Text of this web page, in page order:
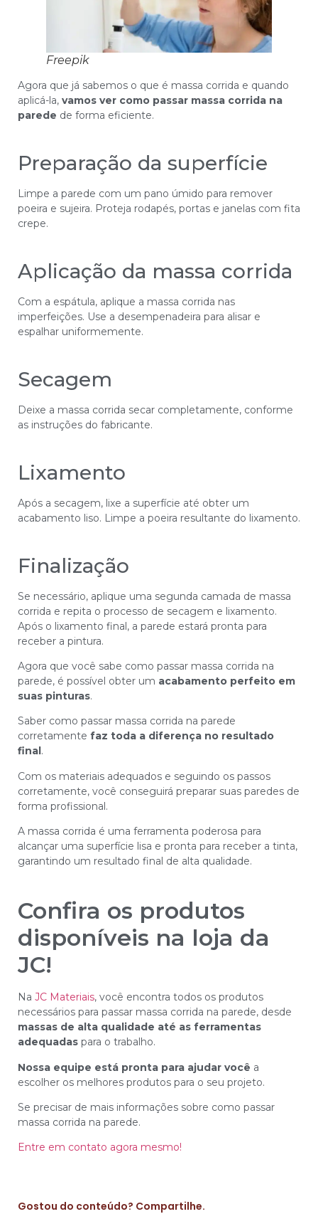
Freepik
Agora que já sabemos o que é massa corrida e quando
aplicá-la, vamos ver como passar massa corrida na
parede de forma eficiente.
Preparação da superfície
Limpe a parede com um pano úmido para remover
poeira e sujeira. Proteja rodapés, portas e janelas com fita
crepe.
Aplicação da massa corrida
Com a espátula, aplique a massa corrida nas
imperfeições. Use a desempenadeira para alisar e
espalhar uniformemente.
Secagem
Deixe a massa corrida secar completamente, conforme
as instruções do fabricante.
Lixamento
Após a secagem, lixe a superfície até obter um
acabamento liso. Limpe a poeira resultante do lixamento.
Finalização
Se necessário, aplique uma segunda camada de massa
corrida e repita o processo de secagem e lixamento.
Após o lixamento final, a parede estará pronta para
receber a pintura.
Agora que você sabe como passar massa corrida na
parede, é possível obter um acabamento perfeito em
suas pinturas.
Saber como passar massa corrida na parede
corretamente faz toda a diferença no resultado
final .
Com os materiais adequados e seguindo os passos
corretamente, você conseguirá preparar suas paredes de
forma profissional.
A massa corrida é uma ferramenta poderosa para
alcançar uma superfície lisa e pronta para receber a tinta,
garantindo um resultado final de alta qualidade.
Confira os produtos
disponíveis na loja da
JC!
Na JC Materiais, você encontra todos os produtos
necessários para passar massa corrida na parede, desde
massas de alta qualidade até as ferramentas
adequadas para o trabalho.
Nossa equipe está pronta para ajudar você a
escolher os melhores produtos para o seu projeto.
Se precisar de mais informações sobre como passar
massa corrida na parede.
Entre em contato agora mesmo!
Gostou do conteúdo? Compartilhe.